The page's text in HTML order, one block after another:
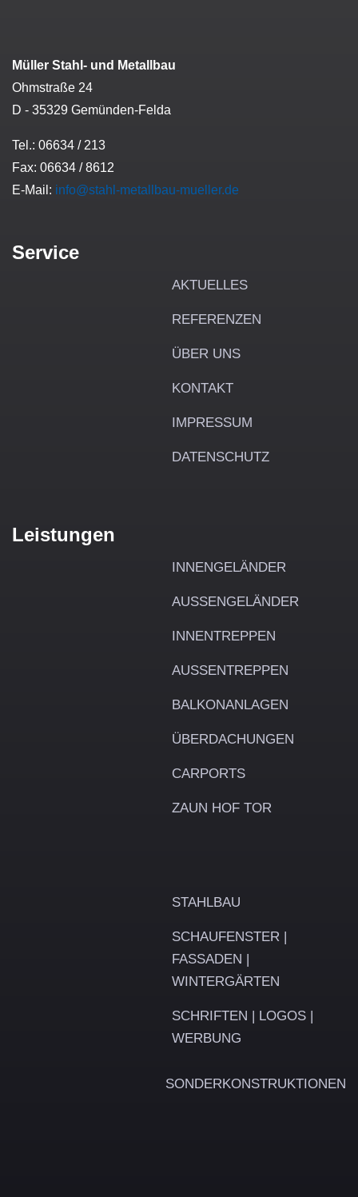
Müller Stahl- und Metallbau
Ohmstraße 24
D - 35329 Gemünden-Felda
Tel.: 06634 / 213
Fax: 06634 / 8612
E-Mail: info@stahl-metallbau-mueller.de
Service
AKTUELLES
REFERENZEN
ÜBER UNS
KONTAKT
IMPRESSUM
DATENSCHUTZ
Leistungen
INNENGELÄNDER
AUSSENGELÄNDER
INNENTREPPEN
AUSSENTREPPEN
BALKONANLAGEN
ÜBERDACHUNGEN
CARPORTS
ZAUN HOF TOR
STAHLBAU
SCHAUFENSTER |
FASSADEN |
WINTERGÄRTEN
SCHRIFTEN | LOGOS |
WERBUNG
SONDERKONSTRUKTIONEN